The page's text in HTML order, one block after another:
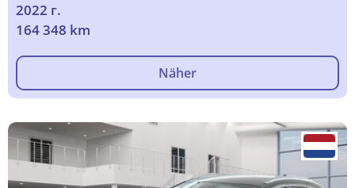
2022 г.
164 348 km
Näher